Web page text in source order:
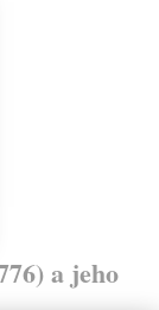
a jeho